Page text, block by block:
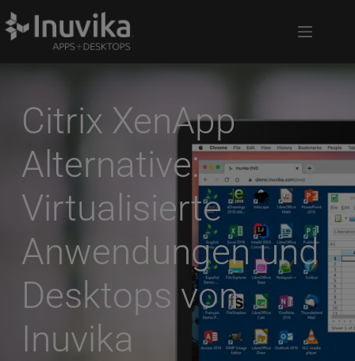
Citrix XenApp
Alternative:
Virtualisierte
Anwendungen und
Desktops von
Inuvika